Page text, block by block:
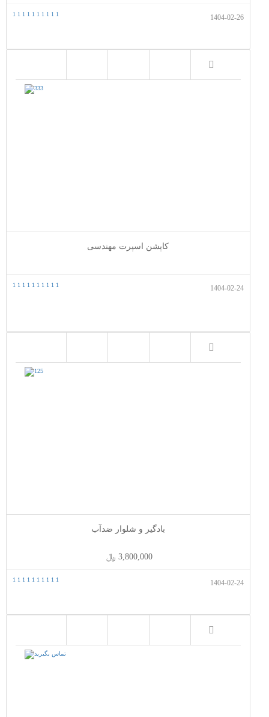
1404-02-26
1
1
1
1
1
1
1
1
1
1
کاپشن اسپرت مهندسی
1404-02-24
1
1
1
1
1
1
1
1
1
1
بادگیر و شلوار ضدآب
3,800,000 ﷼
1404-02-24
1
1
1
1
1
1
1
1
1
1